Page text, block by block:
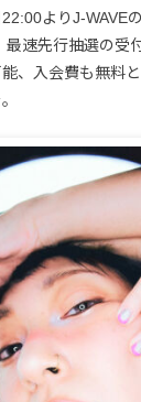
よりJ-WAVE
最速先行抽選の受
、入会費も無料